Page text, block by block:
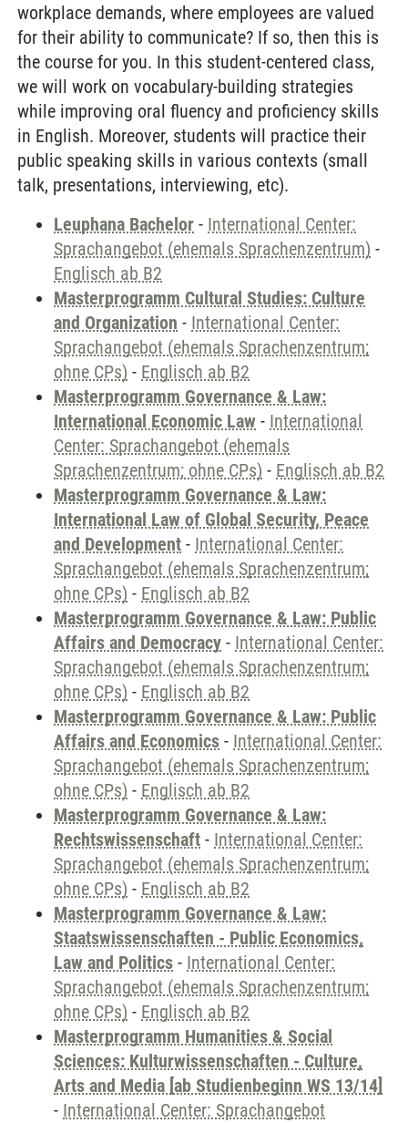
workplace demands, where employees are valued
for their ability to communicate? If so, then this is
the course for you. In this student-centered class,
we will work on vocabulary-building strategies
while improving oral fluency and proficiency skills
in English. Moreover, students will practice their
public speaking skills in various contexts (small
talk, presentations, interviewing, etc).
Leuphana Bachelor - International Center:
Sprachangebot (ehemals Sprachenzentrum) -
Englisch ab B2
Masterprogramm Cultural Studies: Culture
and Organization - International Center:
Sprachangebot (ehemals Sprachenzentrum;
ohne CPs) - Englisch ab B2
Masterprogramm Governance & Law:
International Economic Law - International
Center: Sprachangebot (ehemals
Sprachenzentrum; ohne CPs) - Englisch ab B2
Masterprogramm Governance & Law:
International Law of Global Security, Peace
and Development - International Center:
Sprachangebot (ehemals Sprachenzentrum;
ohne CPs) - Englisch ab B2
Masterprogramm Governance & Law: Public
Affairs and Democracy - International Center:
Sprachangebot (ehemals Sprachenzentrum;
ohne CPs) - Englisch ab B2
Masterprogramm Governance & Law: Public
Affairs and Economics - International Center:
Sprachangebot (ehemals Sprachenzentrum;
ohne CPs) - Englisch ab B2
Masterprogramm Governance & Law:
Rechtswissenschaft - International Center:
Sprachangebot (ehemals Sprachenzentrum;
ohne CPs) - Englisch ab B2
Masterprogramm Governance & Law:
Staatswissenschaften - Public Economics,
Law and Politics - International Center:
Sprachangebot (ehemals Sprachenzentrum;
ohne CPs) - Englisch ab B2
Masterprogramm Humanities & Social
Sciences: Kulturwissenschaften - Culture,
Arts and Media [ab Studienbeginn WS 13/14]
- International Center: Sprachangebot